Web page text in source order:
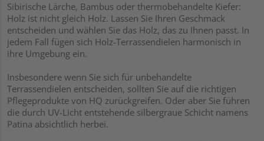
Sibirische Lärche, Bambus oder thermobehandelte Kiefer:
Holz ist nicht gleich Holz. Lassen Sie Ihren Geschmack
entscheiden und wählen Sie das Holz, das zu Ihnen passt. In
jedem Fall fügen sich Holz-Terrassendielen harmonisch in
ihre Umgebung ein.
Insbesondere wenn Sie sich für unbehandelte
Terrassendielen entscheiden, sollten Sie auf die richtigen
Pflegeprodukte von HQ zurückgreifen. Oder aber Sie führen
die durch UV-Licht entstehende silbergraue Schicht namens
Patina absichtlich herbei.